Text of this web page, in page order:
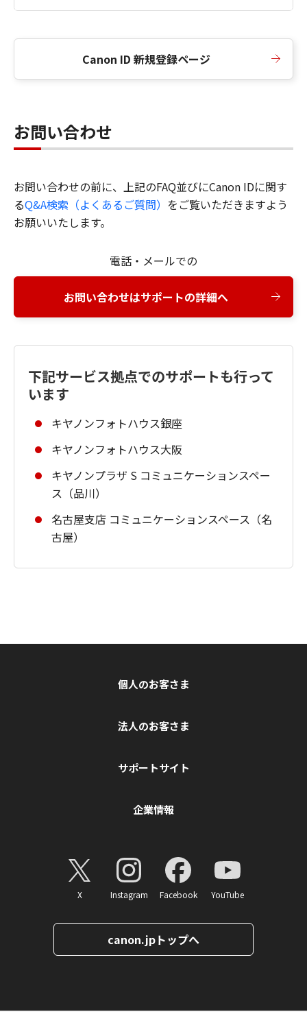
Canon ID 新規登録ページ
お問い合わせ
お問い合わせの前に、上記のFAQ並びにCanon IDに関す
るQ&A検索（よくあるご質問） をご覧いただきますよう
お願いいたします。
電話・メールでの
お問い合わせはサポートの詳細へ
下記サービス拠点でのサポートも行って
います
キヤノンフォトハウス銀座
キヤノンフォトハウス大阪
キヤノンプラザ S コミュニケーションスペー
ス（品川）
名古屋支店 コミュニケーションスペース（名
古屋）
個人のお客さま
法人のお客さま
サポートサイト
企業情報
X Instagram Facebook YouTube
canon.jpトップへ